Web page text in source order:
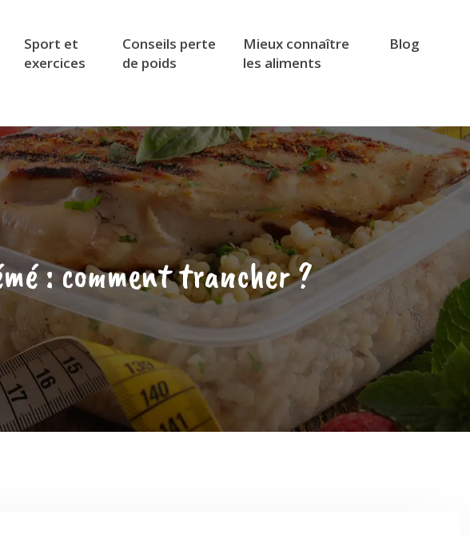
Sport et
exercices
Conseils perte
de poids
Mieux connaître
les aliments
Blog
: comment trancher ?